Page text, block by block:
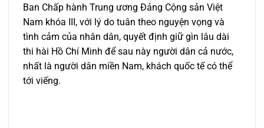
Ban Chấp hành Trung ương Đảng Cộng sản Việt
Nam khóa III, với lý do tuân theo nguyện vọng và
tình cảm của nhân dân, quyết định giữ gìn lâu dài
thi hài Hồ Chí Minh để sau này người dân cả nước,
nhất là người dân miền Nam, khách quốc tế có thể
tới viếng.